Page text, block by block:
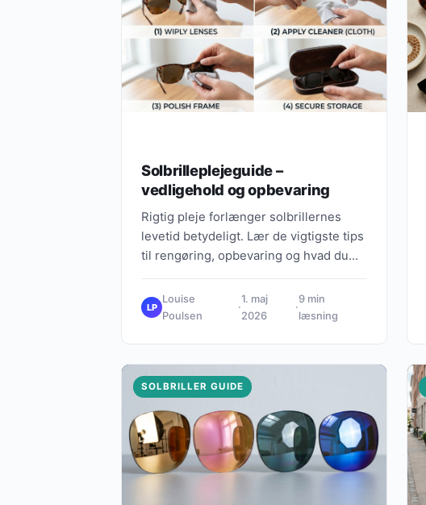
Solbrilleplejeguide –
vedligehold og opbevaring
Rigtig pleje forlænger solbrillernes
levetid betydeligt. Lær de vigtigste tips
til rengøring, opbevaring og hvad du
LP
Louise
Poulsen
·
1. maj
2026
·
9 min
læsning
SOLBRILLER GUIDE